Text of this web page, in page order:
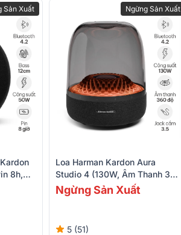
Sản Xuất
8h,
Ngừng Sản Xuất
Loa Harman Kardon Aura
Studio 4 (130W, Âm Thanh 360
Độ, Đèn Led)
Ngừng Sản Xuất
5 (51)